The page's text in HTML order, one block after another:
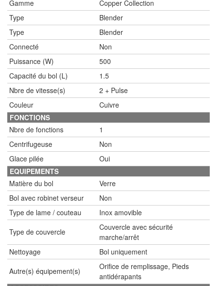
Gamme
Copper Collection
Type
Blender
Type
Blender
Connecté
Non
Puissance (W)
500
Capacité du bol (L)
1.5
Nbre de vitesse(s)
2 + Pulse
Couleur
Cuivre
FONCTIONS
Nbre de fonctions
1
Centrifugeuse
Non
Glace pilée
Oui
EQUIPEMENTS
Matière du bol
Verre
Bol avec robinet verseur
Non
Type de lame / couteau
Inox amovible
Type de couvercle
Couvercle avec sécurité
marche/arrêt
Nettoyage
Bol uniquement
Autre(s) équipement(s)
Orifice de remplissage, Pieds
antidérapants